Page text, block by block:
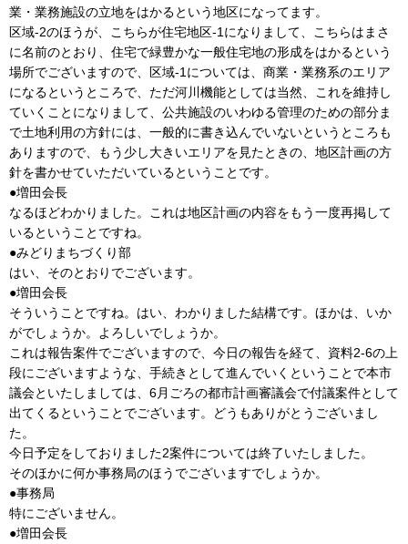
業・業務施設の立地をはかるという地区になってます。
区域-2のほうが、こちらが住宅地区-1になりまして、こちらはまさ
に名前のとおり、住宅で緑豊かな一般住宅地の形成をはかるという
場所でございますので、区域-1については、商業・業務系のエリア
になるというところで、ただ河川機能としては当然、これを維持し
ていくことになりまして、公共施設のいわゆる管理のための部分ま
で土地利用の方針には、一般的に書き込んでいないというところも
ありますので、もう少し大きいエリアを見たときの、地区計画の方
針を書かせていただいているということです。
●増田会長
なるほどわかりました。これは地区計画の内容をもう一度再掲して
いるということですね。
●みどりまちづくり部
はい、そのとおりでございます。
●増田会長
そういうことですね。はい、わかりました結構です。ほかは、いか
がでしょうか。よろしいでしょうか。
これは報告案件でございますので、今日の報告を経て、資料2-6の上
段にございますような、手続きとして進んでいくということで本市
議会といたしましては、6月ごろの都市計画審議会で付議案件として
出てくるということでございます。どうもありがとうございまし
た。
今日予定をしておりました2案件については終了いたしました。
そのほかに何か事務局のほうでございますでしょうか。
●事務局
特にございません。
●増田会長